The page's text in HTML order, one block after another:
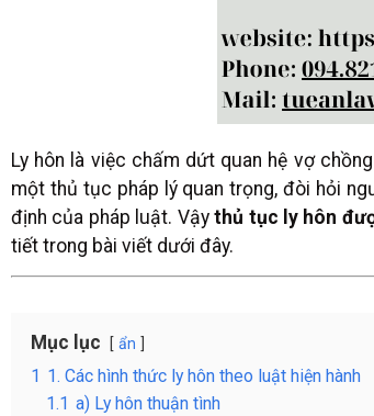
Ly hôn là việc chấm dứt quan hệ vợ
một thủ tục pháp lý quan trọng, đòi hỏi
định của pháp luật. Vậythủ tục ly hôn
tiết trong bài viết dưới đây.
Mục lục ẩn
1 1. Các hình thức ly hôn theo luật hiện hành
1.1 a) Ly hôn thuận tình